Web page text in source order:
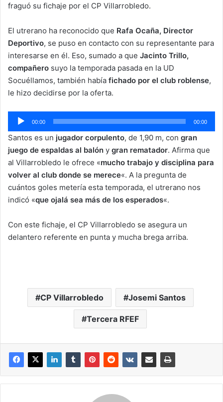
fraguó su fichaje por el CP Villarrobledo.
El utrerano ha reconocido que Rafa Ocaña, Director
Deportivo, se puso en contacto con su representante para
interesarse en él. Eso, sumado a que Jacinto Trillo,
compañero suyo la temporada pasada en la UD
Socuéllamos, también había fichado por el club roblense,
le hizo decidirse por la oferta.
Reproductor
de
audio
00:00 00:00
Santos es un jugador corpulento, de 1,90 m, con gran
juego de espaldas al balón y gran rematador. Afirma que
al Villarrobledo le ofrece «mucho trabajo y disciplina para
volver al club donde se merece«. A la pregunta de
cuántos goles metería esta temporada, el utrerano nos
indicó «que ojalá sea más de los esperados«.
Con este fichaje, el CP Villarrobledo se asegura un
delantero referente en punta y mucha brega arriba.
CP Villarrobledo Josemi Santos
Tercera RFEF